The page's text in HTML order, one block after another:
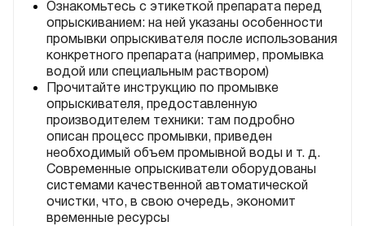
Ознакомьтесь с этикеткой препарата перед
опрыскиванием: на ней указаны особенности
промывки опрыскивателя после использования
конкретного препарата (например, промывка
водой или специальным раствором)
Прочитайте инструкцию по промывке
опрыскивателя, предоставленную
производителем техники: там подробно
описан процесс промывки, приведен
необходимый объем промывной воды и т. д.
Современные опрыскиватели оборудованы
системами качественной автоматической
очистки, что, в свою очередь, экономит
временные ресурсы